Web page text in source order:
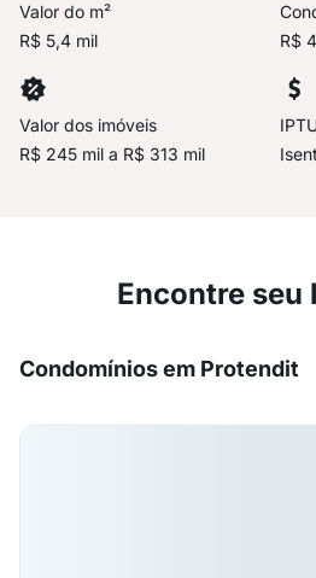
Valor do m²
R$ 5,4 mil
R$
Valor dos imóveis
R$ 245 mil a R$ 313 mil
Encontre seu
Condomínios em Protendit